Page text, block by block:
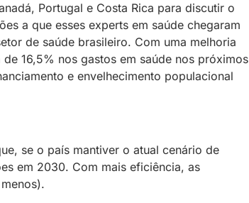
Portugal e Costa Rica para discutir o
a que esses experts em saúde chegaram
de saúde brasileiro. Com uma melhoria
16,5% nos gastos em saúde nos próximos
e envelhecimento populacional
se o país mantiver o atual cenário de
em 2030. Com mais eficiência, as